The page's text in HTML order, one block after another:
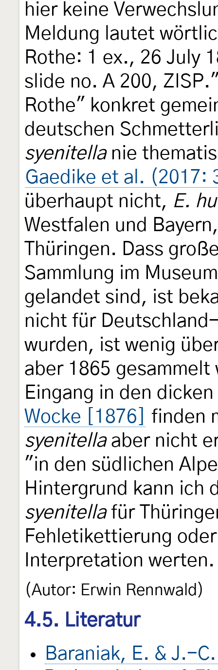
hier keine
Meldung lautet
Rothe: 1 ex., 26 July
slide no. A 200,
Rothe" konkret
deutschen
syenitellanie
Gaedike et al. (2017:
überhaupt nicht, E.
Westfalen und
Thüringen. Dass
Sammlung im
gelandet sind, ist
nicht für
wurden, ist wenig
aber 1865
Eingang in den
Wocke [1876]
finden
syenitellaaber nicht
"in den südlichen
Hintergrund kann ich
syenitellafür
Fehletikettierung
Interpretation werten.
(Autor: Erwin Rennwald)
4.5. Literatur
Baraniak, E. & J.-